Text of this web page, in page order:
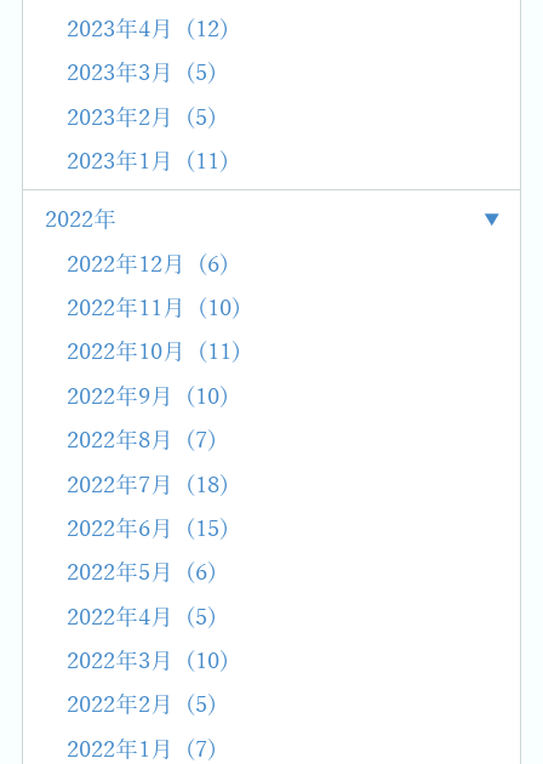
2023年4月 (12)
2023年3月 (5)
2023年2月 (5)
2023年1月 (11)
2022年
2022年12月 (6)
2022年11月 (10)
2022年10月 (11)
2022年9月 (10)
2022年8月 (7)
2022年7月 (18)
2022年6月 (15)
2022年5月 (6)
2022年4月 (5)
2022年3月 (10)
2022年2月 (5)
2022年1月 (7)